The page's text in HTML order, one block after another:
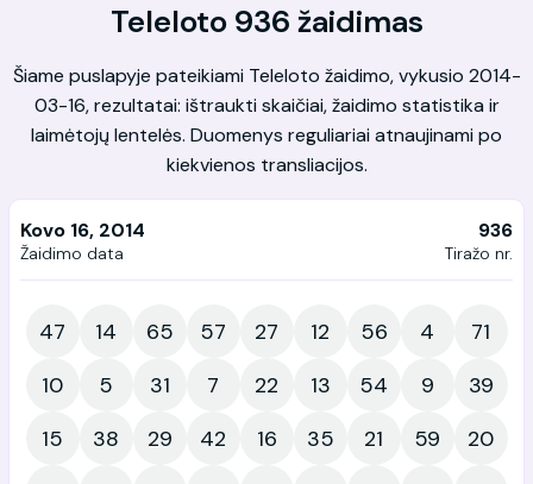
Teleloto 936 žaidimas
Šiame puslapyje pateikiami Teleloto žaidimo, vykusio 2014-
03-16, rezultatai: ištraukti skaičiai, žaidimo statistika ir
laimėtojų lentelės. Duomenys reguliariai atnaujinami po
kiekvienos transliacijos.
Kovo 16, 2014
Žaidimo data
936
Tiražo nr.
47 14 65 57 27 12 56 4
71
10
5 31 7 22 13 54 9
39
15
38 29 42 16 35 21 59
20